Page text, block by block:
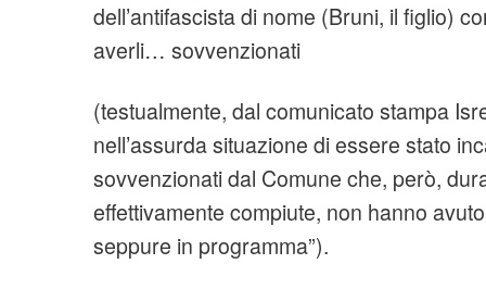
dell’antifascista di nome (Bruni, il figlio)
averli… sovvenzionati
(testualmente, dal comunicato stampa
nell’assurda situazione di essere stato
sovvenzionati dal Comune che, però,
effettivamente compiute, non hanno
seppure in programma”).